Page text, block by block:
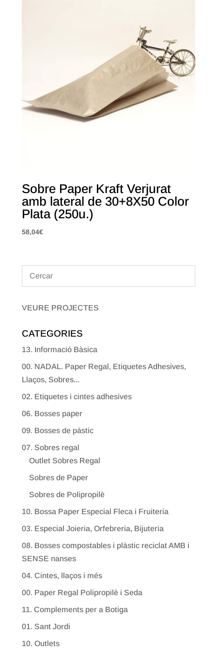
Sobre Paper Kraft Verjurat
amb lateral de 30+8X50 Color
Plata (250u.)
58,04€
VEURE PROJECTES
CATEGORIES
13. Informació Bàsica
00. NADAL. Paper Regal, Etiquetes Adhesives,
Llaços, Sobres...
02. Etiquetes i cintes adhesives
06. Bosses paper
09. Bosses de pàstic
07. Sobres regal
Outlet Sobres Regal
Sobres de Paper
Sobres de Polipropilè
10. Bossa Paper Especial Fleca i Fruiteria
03. Especial Joieria, Orfebreria, Bijuteria
08. Bosses compostables i plàstic reciclat AMB i
SENSE nanses
04. Cintes, llaços i més
00. Paper Regal Polipropilè i Seda
11. Complements per a Botiga
01. Sant Jordi
10. Outlets